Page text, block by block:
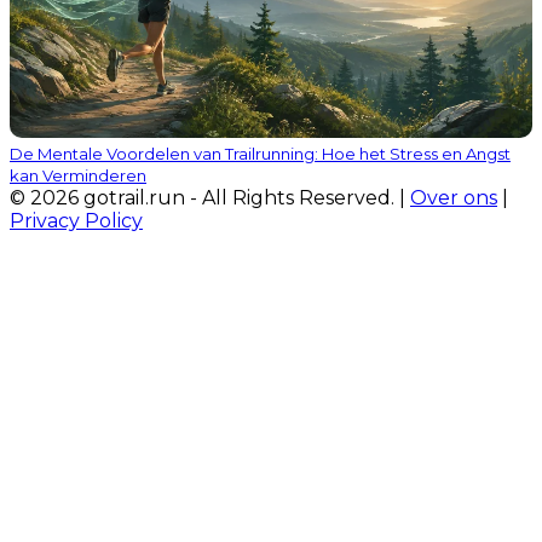
De Mentale Voordelen van Trailrunning: Hoe het Stress en Angst
kan Verminderen
© 2026 gotrail.run - All Rights Reserved. | Over ons
Privacy Policy